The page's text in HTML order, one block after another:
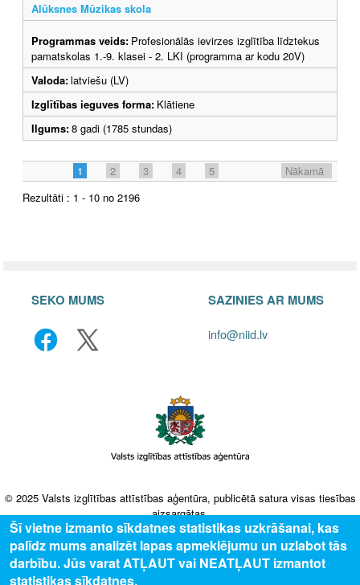
Alūksnes Mūzikas skola
Programmas veids: Profesionālās ievirzes izglītība līdztekus
pamatskolas 1.-9. klasei - 2. LKI (programma ar kodu 20V)
Valoda:latviešu (LV)
Izglītības ieguves forma: Klātiene
Ilgums:8 gadi (1785 stundas)
1 2 3 4 5
Nākamā
Rezultāti : 1 - 10 no 2196
SEKO MUMS SAZINIES AR MUMS
info@niid.lv
© 2025 Valsts izglītības attīstības aģentūra, publicētā satura visas tiesības
aizsargātas.
Šī vietne izmanto sīkdatnes statistikas uzkrāšanai, kas
palīdz mums analizēt lapas apmeklējumu un uzlabot tās
darbību. Jūs varat ATĻAUT vai NEATĻAUT izmantot
statistikas sīkdatnes.